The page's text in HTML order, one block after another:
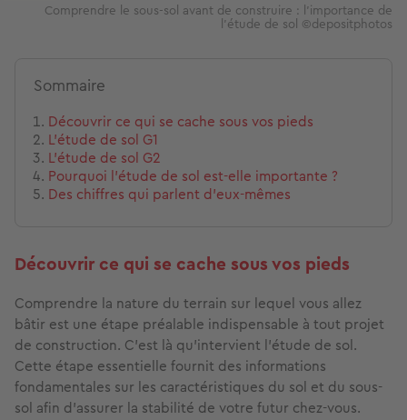
Comprendre le sous-sol avant de construire : l'importance de
l'étude de sol ©depositphotos
Sommaire
Découvrir ce qui se cache sous vos pieds
L'étude de sol G1
L'étude de sol G2
Pourquoi l'étude de sol est-elle importante ?
Des chiffres qui parlent d'eux-mêmes
Découvrir ce qui se cache sous vos pieds
Comprendre la nature du terrain sur lequel vous allez
bâtir est une étape préalable indispensable à tout projet
de construction. C'est là qu'intervient l'étude de sol.
Cette étape essentielle fournit des informations
fondamentales sur les caractéristiques du sol et du sous-
sol afin d’assurer la stabilité de votre futur chez-vous.